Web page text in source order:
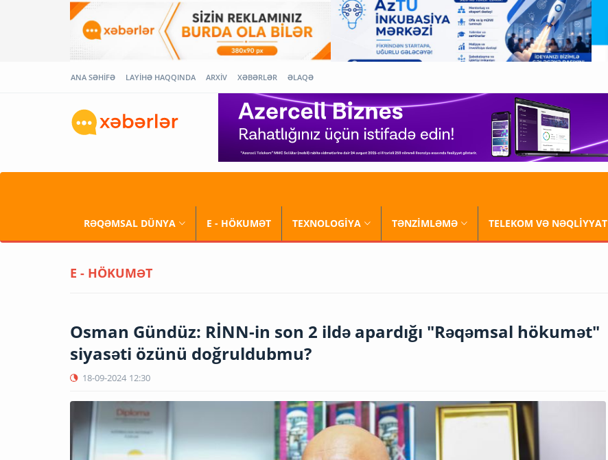
ANA SƏHİFƏ LAYİHƏ HAQQINDA ARXİV XƏBƏRLƏR ƏLAQƏ
RƏQƏMSAL DÜNYA E - HÖKUMƏT TEXNOLOGİYA TƏNZİMLƏMƏ TELEKOM VƏ NƏQLİYYAT
E - HÖKUMƏT
Osman Gündüz: RİNN-in son 2 ildə apardığı "Rəqəmsal hökumət"
siyasəti özünü doğruldubmu?
18-09-2024 12:30